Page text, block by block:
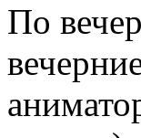
По